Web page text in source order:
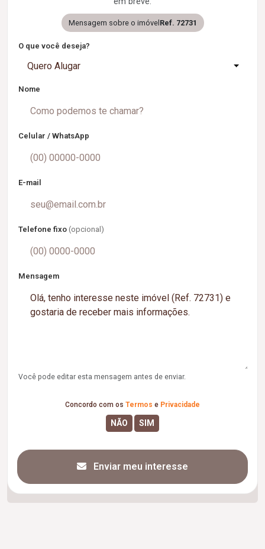
Mensagem sobre o imóvelRef. 72731
O que você deseja?
Quero Alugar
Nome
Celular / WhatsApp
E-mail
Telefone fixo (opcional)
Mensagem
Você pode editar esta mensagem antes de enviar.
Concordo com os Termos e Privacidade
Enviar meu interesse